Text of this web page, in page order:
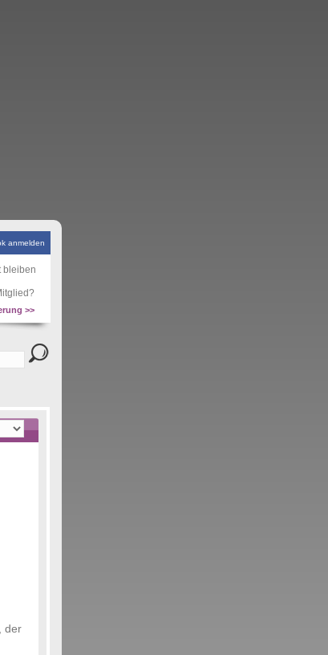
anmelden
bleiben
>>
der